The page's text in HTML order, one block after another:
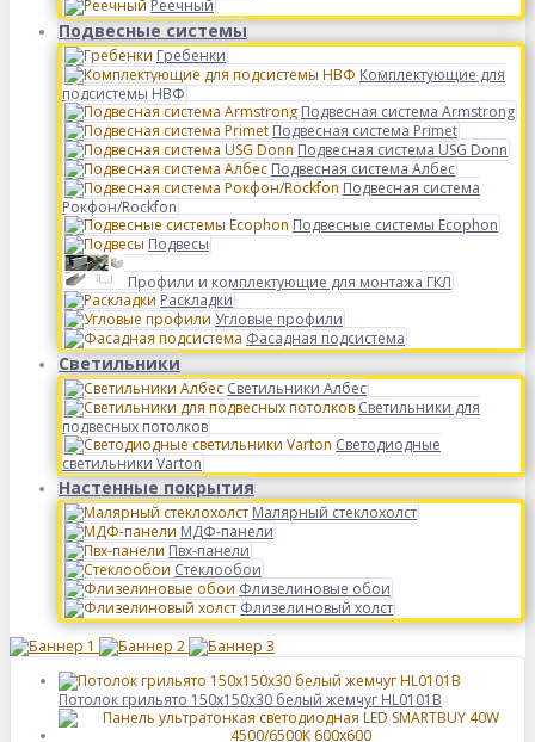
Реечный
Подвесные системы
Гребенки
Комплектующие для
подсистемы НВФ
Подвесная система Armstrong
Подвесная система Primet
Подвесная система USG Donn
Подвесная система Албес
Подвесная система
Рокфон/Rockfon
Подвесные системы Ecophon
Подвесы
Профили и комплектующие для монтажа ГКЛ
Раскладки
Угловые профили
Фасадная подсистема
Светильники
Светильники Албес
Светильники для
подвесных потолков
Светодиодные
светильники Varton
Настенные покрытия
Малярный стеклохолст
МДФ-панели
Пвх-панели
Стеклообои
Флизелиновые обои
Флизелиновый холст
Потолок грильято 150х150х30 белый жемчуг HL0101B